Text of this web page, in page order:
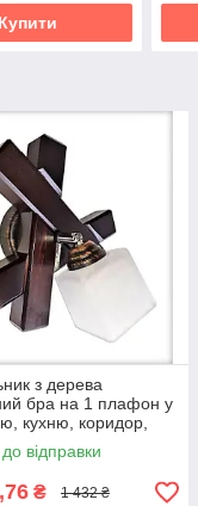
Купити
з дерева
бра на 1 плафон у
кухню, коридор,
Квадро/1 венге
відправки
₴ 1 432 ₴